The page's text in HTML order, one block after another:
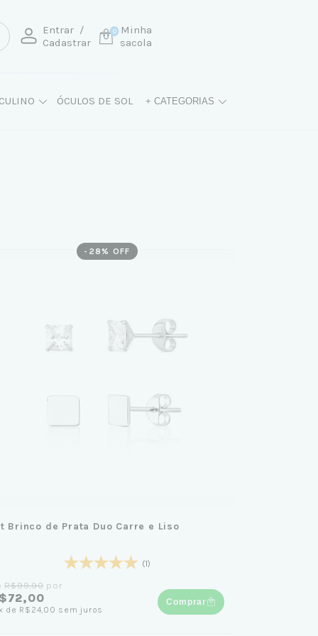
Entrar /
Cadastrar
Minha
sacola
0
ÓCULOS DE SOL + CATEGORIAS
- 28 % OFF
Brinco de Prata Duo Carre e Liso
(1)
R$99,90por
de R$24,00 sem juros
Comprar